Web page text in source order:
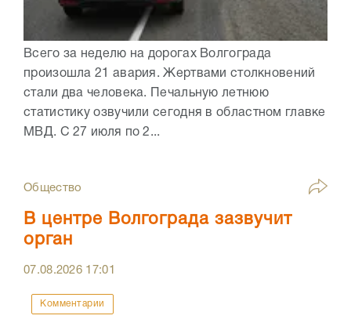
Всего за неделю на дорогах Волгограда
произошла 21 авария. Жертвами столкновений
стали два человека. Печальную летнюю
статистику озвучили сегодня в областном главке
МВД. С 27 июля по 2...
Общество
В центре Волгограда зазвучит
орган
07.08.2026 17:01
Комментарии